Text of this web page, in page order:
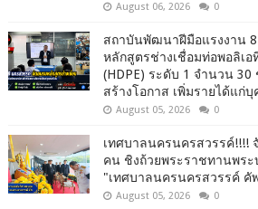
August 06, 2026 0
สถาบันพัฒนาฝีมือแรงงาน
หลักสูตรช่างเชื่อมท่อพอลิเ
(HDPE) ระดับ 1 จำนวน
สร้างโอกาส เพิ่มรายได้แก่
August 05, 2026 0
เทศบาลนครนครสวรรค์!!!!
คน ชิงถ้วยพระราชทานพระ
"เทศบาลนครนครสวรรค์ คั
August 05, 2026 0